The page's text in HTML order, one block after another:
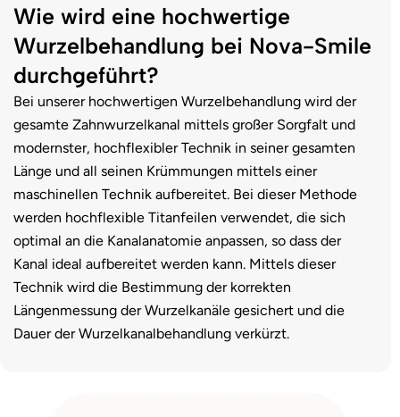
Wie wird eine hochwertige
Wurzelbehandlung bei Nova-Smile
durchgeführt?
Bei unserer hochwertigen Wurzelbehandlung wird der
gesamte Zahnwurzelkanal mittels großer Sorgfalt und
modernster, hochflexibler Technik in seiner gesamten
Länge und all seinen Krümmungen mittels einer
maschinellen Technik aufbereitet. Bei dieser Methode
werden hochflexible Titanfeilen verwendet, die sich
optimal an die Kanalanatomie anpassen, so dass der
Kanal ideal aufbereitet werden kann. Mittels dieser
Technik wird die Bestimmung der korrekten
Längenmessung der Wurzelkanäle gesichert und die
Dauer der Wurzelkanalbehandlung verkürzt.